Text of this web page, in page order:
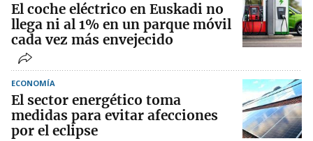
El coche eléctrico en Euskadi no
llega ni al 1% en un parque móvil
cada vez más envejecido
ECONOMÍA
El sector energético toma
medidas para evitar afecciones
por el eclipse